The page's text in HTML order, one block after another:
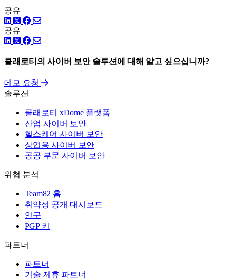
공유
링크드인
트위터페이스북
공유
링크드인
트위터페이스북
클래로티의 사이버 보안 솔루션에 대해 알고 싶으십니까?
데모 요청
솔루션
클래로티 xDome 플랫폼
산업 사이버 보안
헬스케어 사이버 보안
상업용 사이버 보안
공공 부문 사이버 보안
위협 분석
Team82 홈
취약성 공개 대시보드
연구
PGP 키
파트너
파트너
기술 제휴 파트너